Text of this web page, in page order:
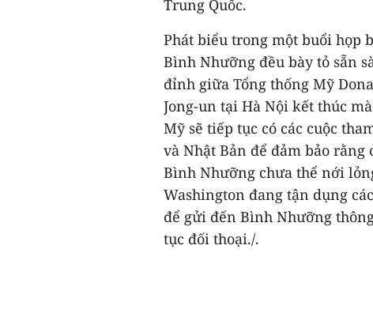
Trung Quốc.
Phát biểu trong một buổi họp
Bình Nhưỡng đều bày tỏ sẵn
đỉnh giữa Tổng thống Mỹ
Jong-un tại Hà Nội kết thúc
Mỹ sẽ tiếp tục có các cuộc
và Nhật Bản để đảm bảo
Bình Nhưỡng chưa thể nới
Washington đang tận dụng
để gửi đến Bình Nhưỡng
tục đối thoại./.